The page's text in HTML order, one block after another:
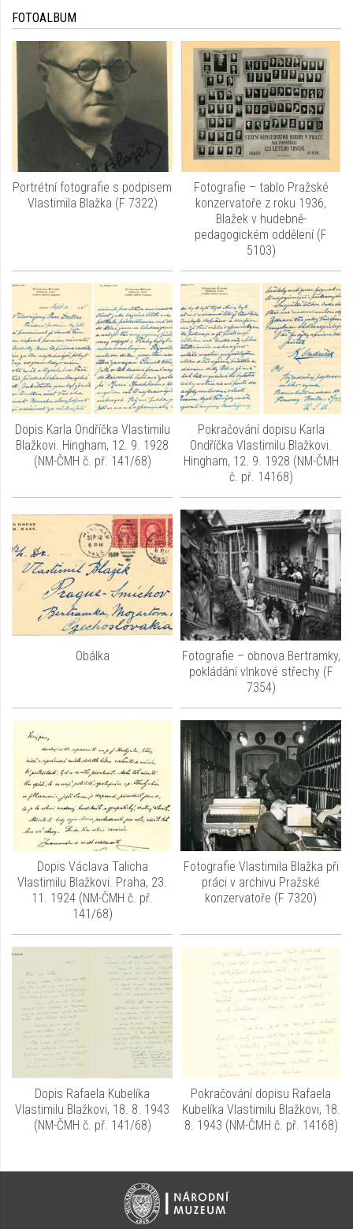
FOTOALBUM
Portrétní fotografie s podpisem
Vlastimila Blažka (F 7322)
Fotografie – tablo Pražské
konzervatoře z roku 1936,
Blažek v hudebně-
pedagogickém oddělení (F
5103)
Dopis Karla Ondříčka Vlastimilu
Blažkovi. Hingham, 12. 9. 1928
(NM-ČMH č. př. 141/68)
Pokračování dopisu Karla
Ondříčka Vlastimilu Blažkovi.
Hingham, 12. 9. 1928 (NM-ČMH
č. př. 14168)
Obálka
Fotografie – obnova Bertramky,
pokládání vlnkové střechy (F
7354)
Dopis Václava Talicha
Vlastimilu Blažkovi. Praha, 23.
11. 1924 (NM-ČMH č. př.
141/68)
Fotografie Vlastimila Blažka při
práci v archivu Pražské
konzervatoře (F 7320)
Dopis Rafaela Kubelíka
Vlastimilu Blažkovi, 18. 8. 1943
(NM-ČMH č. př. 141/68)
Pokračování dopisu Rafaela
Kubelíka Vlastimilu Blažkovi, 18.
8. 1943 (NM-ČMH č. př. 14168)